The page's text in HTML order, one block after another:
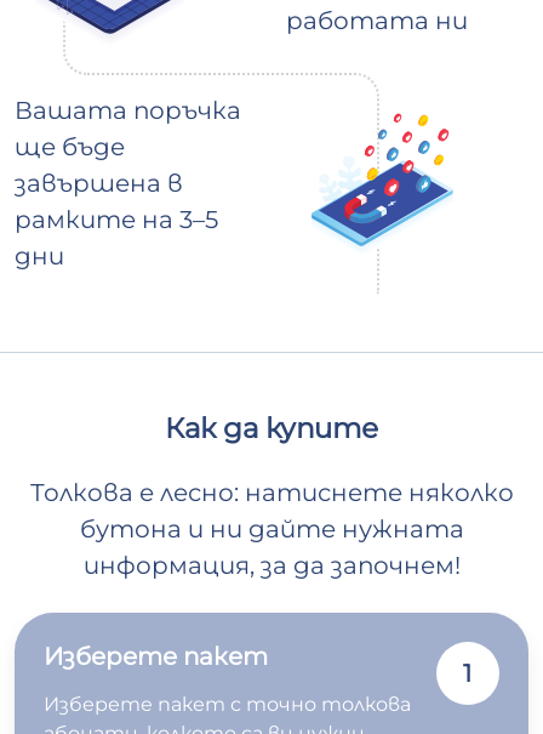
работата ни
Вашата поръчка
ще бъде
завършена в
рамките на 3–5
дни
Как да купите
Толкова е лесно: натиснете няколко
бутона и ни дайте нужната
информация, за да започнем!
Изберете пакет
Изберете пакет с точно толкова
1